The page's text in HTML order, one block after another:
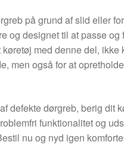
på grund af slid eller
og designet til at passe og
med denne del, ikke
men også for at
defekte dørgreb, berig dit
funktionalitet og
nu og nyd igen